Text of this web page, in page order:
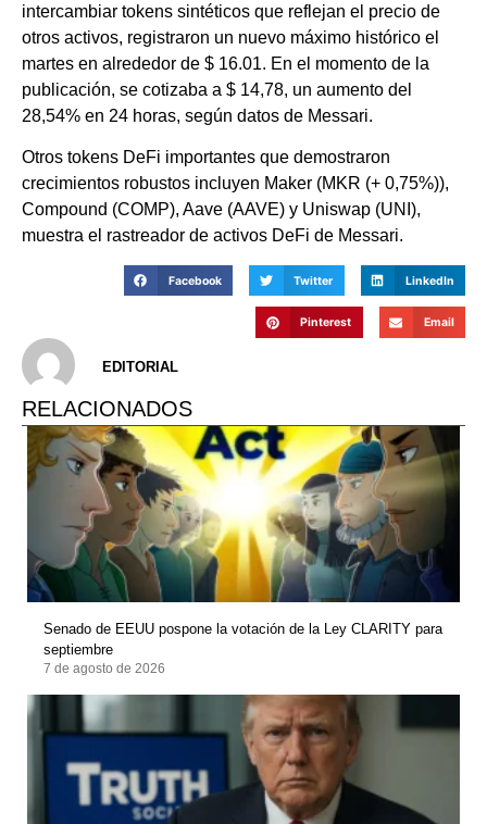
intercambiar tokens sintéticos que reflejan el precio de
otros activos, registraron un nuevo máximo histórico el
martes en alrededor de $ 16.01. En el momento de la
publicación, se cotizaba a $ 14,78, un aumento del
28,54% en 24 horas, según datos de Messari.
Otros tokens DeFi importantes que demostraron
crecimientos robustos incluyen Maker (MKR (+ 0,75%)),
Compound (COMP), Aave (AAVE) y Uniswap (UNI),
muestra el rastreador de activos DeFi de Messari.
Facebook Twitter LinkedIn
Pinterest Email
EDITORIAL
RELACIONADOS
Senado de EEUU pospone la votación de la Ley CLARITY para
septiembre
7 de agosto de 2026